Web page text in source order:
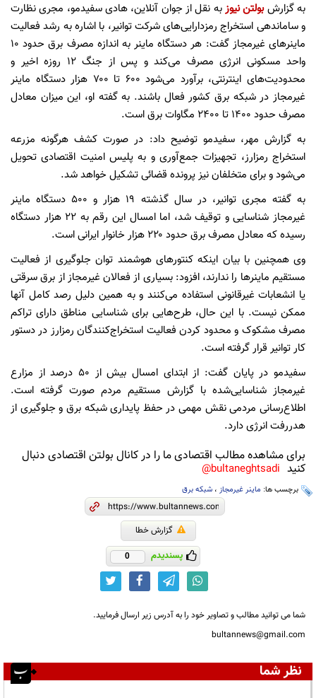
به گزارشبولتن نیوزبه نقل از جوان آنلاین، هادی سفیدمو، مجری نظارت
و ساماندهی استخراج رمزدارایی‌های شرکت توانیر، با اشاره به رشد فعالیت
ماینر‌های غیرمجاز گفت: هر دستگاه ماینر به اندازه مصرف برق حدود ۱۰
واحد مسکونی انرژی مصرف می‌کند و پس از جنگ ۱۲ روزه اخیر و
محدودیت‌های اینترنتی، برآورد می‌شود ۶۰۰ تا ۷۰۰ هزار دستگاه ماینر
غیرمجاز در شبکه برق کشور فعال باشند. به گفته او، این میزان معادل
مصرف حدود ۱۴۰۰ تا ۲۴۰۰ مگاوات برق است.
به گزارش مهر، سفیدمو توضیح داد: در صورت کشف هرگونه مزرعه
استخراج رمزارز، تجهیزات جمع‌آوری و به پلیس امنیت اقتصادی تحویل
می‌شود و برای متخلفان نیز پرونده قضائی تشکیل خواهد شد.
به گفته مجری توانیر، در سال گذشته ۱۹ هزار و ۵۰۰ دستگاه ماینر
غیرمجاز شناسایی و توقیف شد، اما امسال این رقم به ۲۲ هزار دستگاه
رسیده که معادل مصرف برق حدود ۲۲۰ هزار خانوار ایرانی است.
وی همچنین با بیان اینکه کنتور‌های هوشمند توان جلوگیری از فعالیت
مستقیم ماینر‌ها را ندارند، افزود: بسیاری از فعالان غیرمجاز از برق سرقتی
یا انشعابات غیرقانونی استفاده می‌کنند و به همین دلیل رصد کامل آنها
ممکن نیست. با این حال، طرح‌هایی برای شناسایی مناطق دارای تراکم
مصرف مشکوک و محدود کردن فعالیت استخراج‌کنندگان رمزارز در دستور
کار توانیر قرار گرفته است.
سفیدمو در پایان گفت: از ابتدای امسال بیش از ۵۰ درصد از مزارع
غیرمجاز شناسایی‌شده با گزارش مستقیم مردم صورت گرفته است.
اطلاع‌رسانی مردمی نقش مهمی در حفظ پایداری شبکه برق و جلوگیری از
هدررفت انرژی دارد.
برای مشاهده مطالب اقتصادی ما را در کانال بولتن اقتصادی دنبال
کنید bultaneghtsadi@
برچسب ها: ماینر غیرمجاز ، شبکه برق
گزارش خطا
پسندیدم 0
شما می توانید مطالب و تصاویر خود را به آدرس زیر ارسال فرمایید.
bultannews@gmail.com
نظر شما